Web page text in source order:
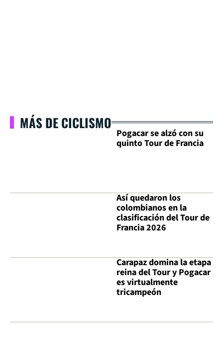
MÁS DE CICLISMO
Pogacar se alzó con su
quinto Tour de Francia
Así quedaron los
colombianos en la
clasificación del Tour de
Francia 2026
Carapaz domina la etapa
reina del Tour y Pogacar
es virtualmente
tricampeón